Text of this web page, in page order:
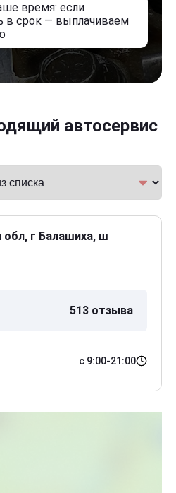
время: если
в срок — выплачиваем
автосервис
обл, г Балашиха, ш
513 отзыва
с 9:00-21:00